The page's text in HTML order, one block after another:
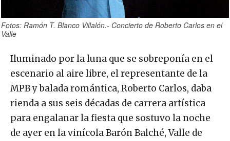
Fotos: Ramón T. Blanco Villalón.- Concierto de Roberto Carlos en el
Valle
Iluminado por la luna que se sobreponía en el
escenario al aire libre, el representante de la
MPB y balada romántica, Roberto Carlos, daba
rienda a sus seis décadas de carrera artística
para engalanar la fiesta que sostuvo la noche
de ayer en la vinícola Barón Balché, Valle de